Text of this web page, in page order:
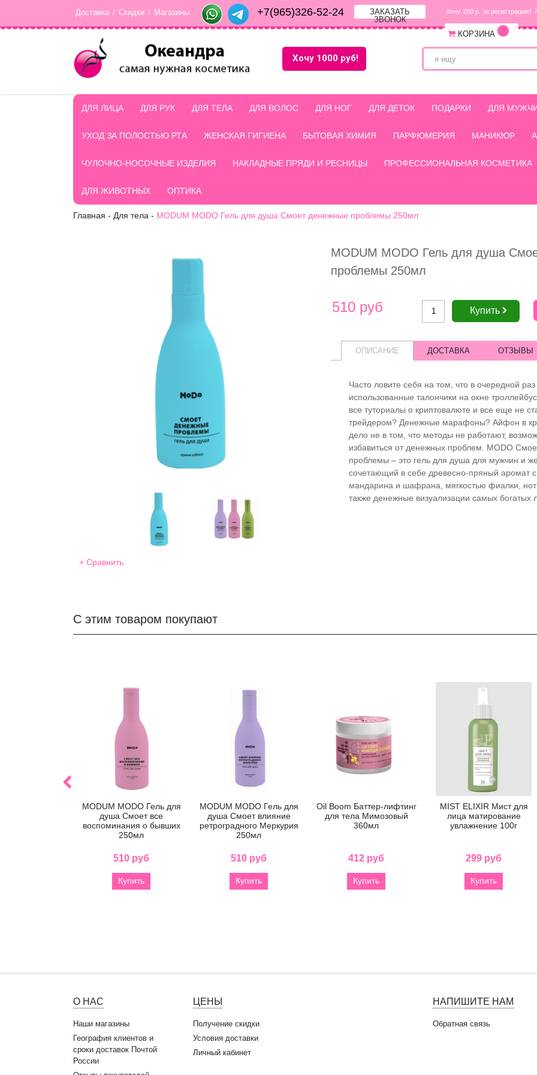
Доставка / Скидки / Магазины +7(965)326-52-24
ЗАКАЗАТЬ
ЗВОНОК
Хочу 200 р. за регистрацию! /
КОРЗИНА
Хочу 1000 руб!
ДЛЯ ЛИЦА ДЛЯ РУК ДЛЯ ТЕЛА ДЛЯ ВОЛОС ДЛЯ НОГ ДЛЯ ДЕТОК ПОДАРКИ ДЛЯ
УХОД ЗА ПОЛОСТЬЮ РТА ЖЕНСКАЯ ГИГИЕНА БЫТОВАЯ ХИМИЯ ПАРФЮМЕРИЯ МАНИКЮР
ЧУЛОЧНО-НОСОЧНЫЕ ИЗДЕЛИЯ НАКЛАДНЫЕ ПРЯДИ И РЕСНИЦЫ ПРОФЕССИОНАЛЬНАЯ КОСМЕТИКА
ДЛЯ ЖИВОТНЫХ ОПТИКА
Главная - Для тела - MODUM MODO Гель для душа Смоет денежные проблемы 250мл
+ Сравнить
MODUM MODO Гель для душа
проблемы 250мл
510 руб Купить
ОПИСАНИЕ ДОСТАВКА ОТЗЫВЫ
Часто ловите себя на том, что в очередной
использованные талончики на окне
все туториалы о криптовалюте и все еще не
трейдером? Денежные марафоны? Айфон в
дело не в том, что методы не работают,
избавиться от денежных проблем. MODO
проблемы – это гель для душа для мужчин и
сочетающий в себе древесно-пряный аромат
мандарина и шафрана, мягкостью фиалки,
также денежные визуализации самых богатых
С этим товаром покупают
MODUM MODO Гель для
душа Смоет все
воспоминания о бывших
250мл
510 руб
Купить
MODUM MODO Гель для
душа Смоет влияние
ретроградного Меркурия
250мл
510 руб
Купить
Oil Boom Баттер-лифтинг
для тела Мимозовый
360мл
412 руб
Купить
MIST ELIXIR Мист для
лица матирование
увлажнение 100г
299 руб
Купить
О НАС
Наши магазины
География клиентов и
сроки доставок Почтой
России
ЦЕНЫ
Получение скидки
Условия доставки
Личный кабинет
НАПИШИТЕ НАМ
Обратная связь